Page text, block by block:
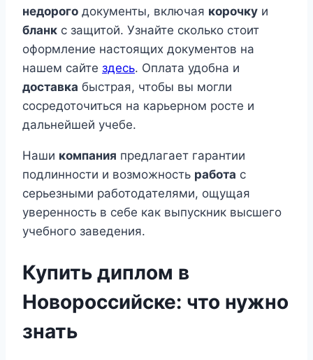
недорого документы, включая корочку и
бланк с защитой. Узнайте сколько стоит
оформление настоящих документов на
нашем сайте здесь. Оплата удобна и
доставка быстрая, чтобы вы могли
сосредоточиться на карьерном росте и
дальнейшей учебе.
Наши компания предлагает гарантии
подлинности и возможность работа с
серьезными работодателями, ощущая
уверенность в себе как выпускник высшего
учебного заведения.
Купить диплом в
Новороссийске: что нужно
знать